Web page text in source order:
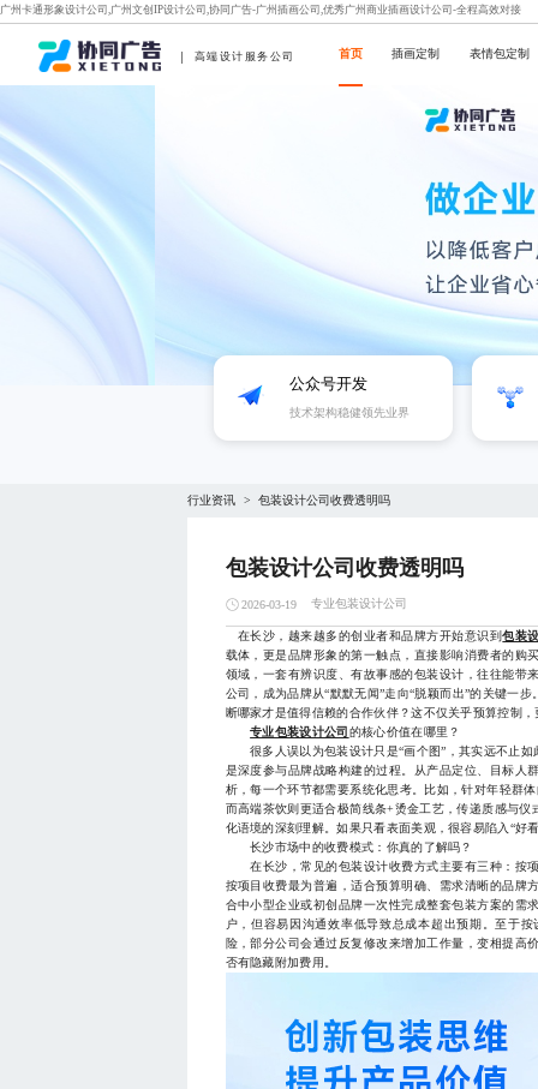
广州卡通形象设计公司,广州文创IP设计公司,协同广告-广州插画公司,优秀广州商业插画设计公司-全程高效对接
高端设计服务公司 首页 插画定制 表情包定制
公众号开发
技术架构稳健领先业界
行业资讯 > 包装设计公司收费透明吗
包装设计公司收费透明吗
2026-03-19 专业包装设计公司
在长沙，越来越多的创业者和品牌方开始意识到包装
载体，更是品牌形象的第一触点，直接影响消费者的购
领域，一套有辨识度、有故事感的包装设计，往往能带
公司，成为品牌从“默默无闻”走向“脱颖而出”的关键一
断哪家才是值得信赖的合作伙伴？这不仅关乎预算控制
专业包装设计公司 的核心价值在哪里？
很多人误以为包装设计只是“画个图”，其实远不止如
是深度参与品牌战略构建的过程。从产品定位、目标人
析，每一个环节都需要系统化思考。比如，针对年轻群
而高端茶饮则更适合极简线条+烫金工艺，传递质感与
化语境的深刻理解。如果只看表面美观，很容易陷入“好
长沙市场中的收费模式：你真的了解吗？
在长沙，常见的包装设计收费方式主要有三种：按
按项目收费最为普遍，适合预算明确、需求清晰的品牌
合中小型企业或初创品牌一次性完成整套包装方案的需
户，但容易因沟通效率低导致总成本超出预期。至于
险，部分公司会通过反复修改来增加工作量，变相提高
否有隐藏附加费用。